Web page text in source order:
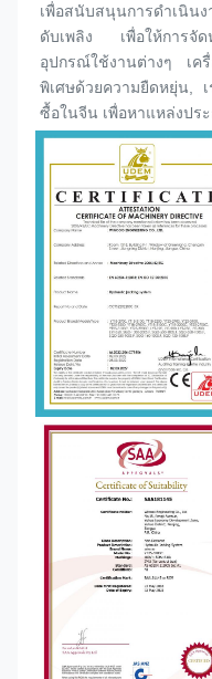
เพื่อสนับสนุนการดําเนิน
ดับเพลิง เพื่อให้การจัด
อุปกรณ์ใช้งานต่างๆ เค
พิเศษด้วยความยืดหยุ่น, เ
ซื้อในจีน เพื่อหาแหล่งปร